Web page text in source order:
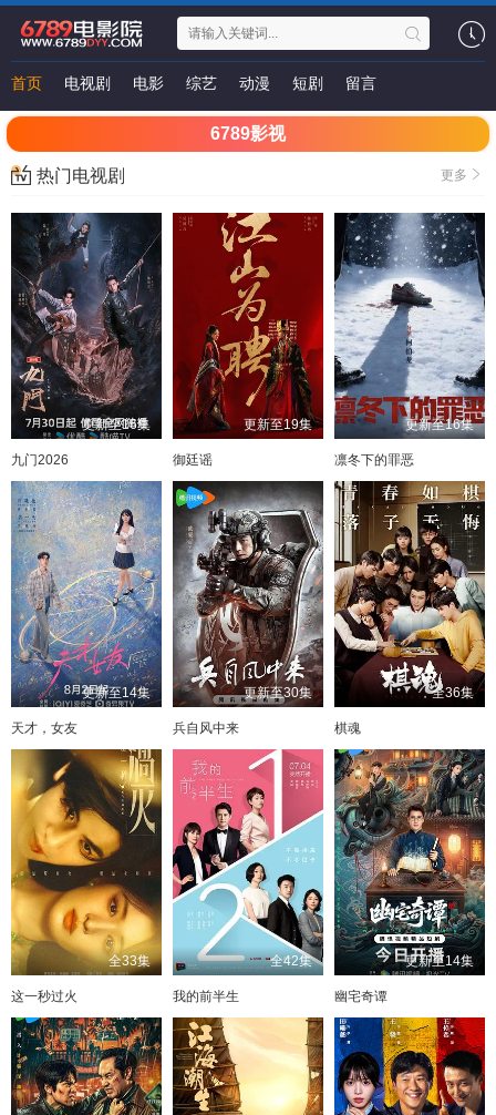
首页 电视剧 电影 综艺 动漫 短剧 留言
6789影视
更多
热门电视剧
更新至16集
九门2026
更新至19集
御廷谣
更新至16集
凛冬下的罪恶
更新至14集
天才，女友
更新至30集
兵自风中来
全36集
棋魂
全33集
这一秒过火
全42集
我的前半生
更新至14集
幽宅奇谭